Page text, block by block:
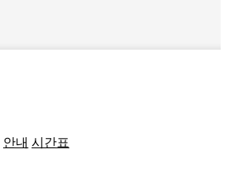
안내 시간표